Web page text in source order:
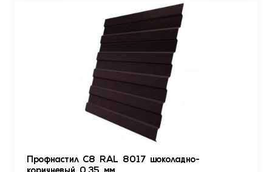
Профнастил С8 RAL 8017 шоколадно-